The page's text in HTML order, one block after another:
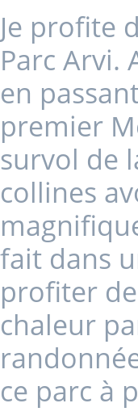
Je profite
Parc Arvi.
en
premier
survol de
collines
fait dans
profiter
chaleur
ce parc à